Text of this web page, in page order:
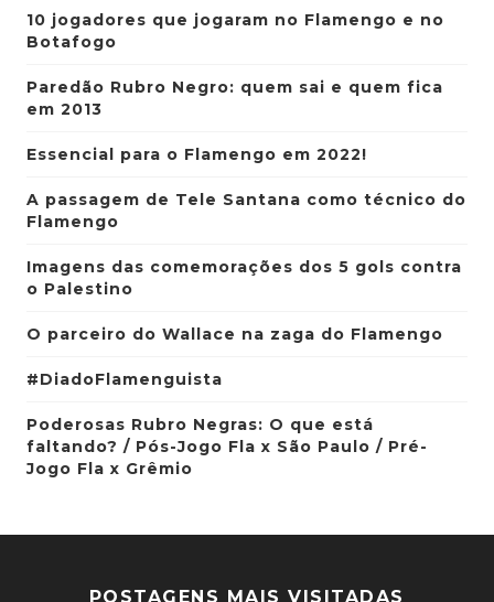
10 jogadores que jogaram no Flamengo e no
Botafogo
Paredão Rubro Negro: quem sai e quem fica
em 2013
Essencial para o Flamengo em 2022!
A passagem de Tele Santana como técnico do
Flamengo
Imagens das comemorações dos 5 gols contra
o Palestino
O parceiro do Wallace na zaga do Flamengo
#DiadoFlamenguista
Poderosas Rubro Negras: O que está
faltando? / Pós-Jogo Fla x São Paulo / Pré-
Jogo Fla x Grêmio
POSTAGENS MAIS VISITADAS